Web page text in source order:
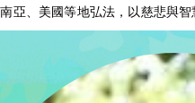
亞、美國等地弘法，以慈悲與